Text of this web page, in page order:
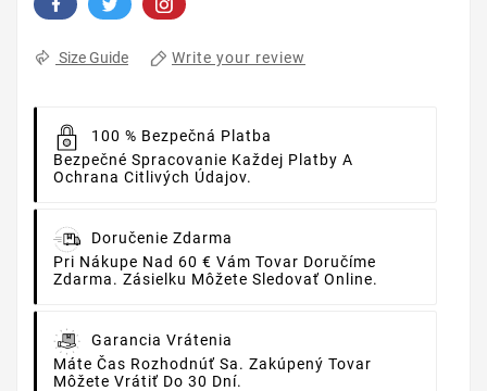
Size Guide Write your review
100 % Bezpečná Platba
Bezpečné Spracovanie Každej Platby A
Ochrana Citlivých Údajov.
Doručenie Zdarma
Pri Nákupe Nad 60 € Vám Tovar Doručíme
Zdarma. Zásielku Môžete Sledovať Online.
Garancia Vrátenia
Máte Čas Rozhodnúť Sa. Zakúpený Tovar
Môžete Vrátiť Do 30 Dní.